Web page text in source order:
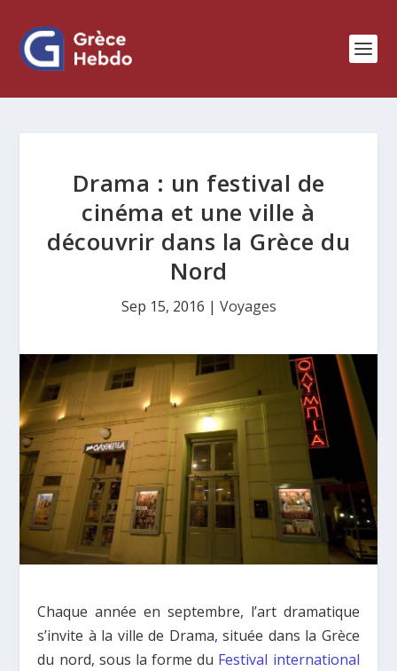
Drama : un festival de
cinéma et une ville à
découvrir dans la Grèce du
Nord
Sep 15, 2016 | Voyages
Chaque année en septembre, l’art dramatique
s’invite à la ville de Drama, située dans la Grèce
du nord, sous la forme du Festival international